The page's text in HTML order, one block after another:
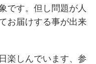
です。但し問題が人
お届けする事が出来
楽しんでいます、参